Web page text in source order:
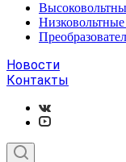
Низковольтные
Новости
Контакты